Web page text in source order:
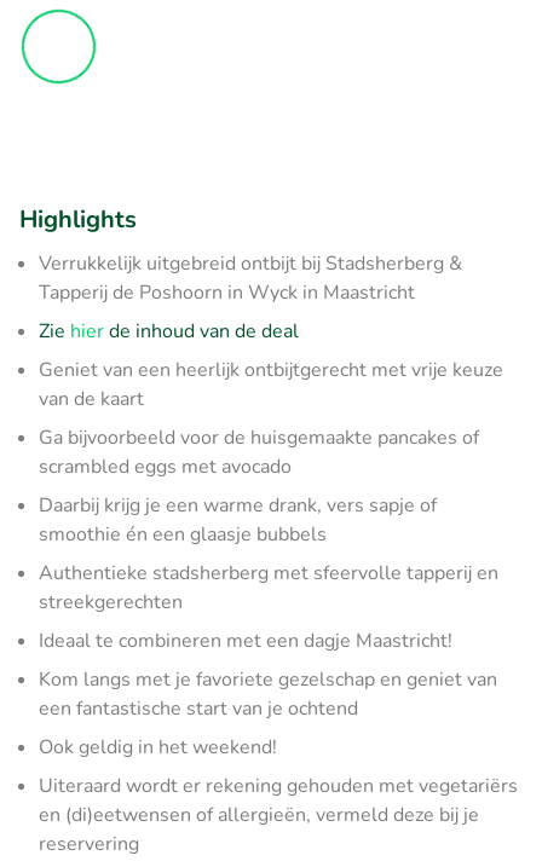
Highlights
Verrukkelijk uitgebreid ontbijt bij Stadsherberg &
Tapperij de Poshoorn in Wyck in Maastricht
Zie hierde inhoud van de deal
Geniet van een heerlijk ontbijtgerecht met vrije keuze
van de kaart
Ga bijvoorbeeld voor de huisgemaakte pancakes of
scrambled eggs met avocado
Daarbij krijg je een warme drank, vers sapje of
smoothie én een glaasje bubbels
Authentieke stadsherberg met sfeervolle tapperij en
streekgerechten
Ideaal te combineren met een dagje Maastricht!
Kom langs met je favoriete gezelschap en geniet van
een fantastische start van je ochtend
Ook geldig in het weekend!
Uiteraard wordt er rekening gehouden met vegetariërs
en (di)eetwensen of allergieën, vermeld deze bij je
reservering